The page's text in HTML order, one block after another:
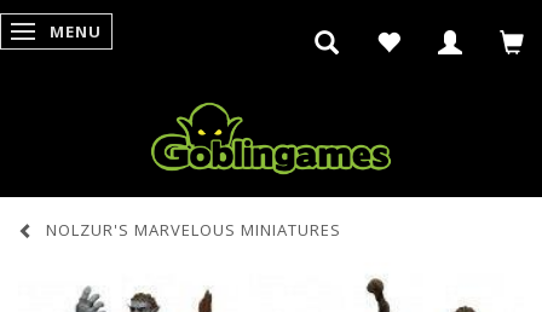
SKIFTE NAVIGATION
MENU
NOLZUR'S MARVELOUS MINIATURES